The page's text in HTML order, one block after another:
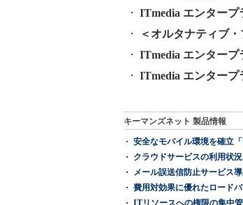
ITmedia エンタープ
＜オルタナティブ
ITmedia エンター
ITmedia エンタープ
キーマンズネット 製品情報
安全なモバイル環境を確立
クラウドサービスの利用状
メール誤送信防止サービス
費用対効果に優れたロード
ITリソースへの権限の集中